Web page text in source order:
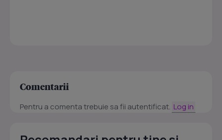
Comentarii
Pentru a comenta trebuie sa fii autentificat. Log in